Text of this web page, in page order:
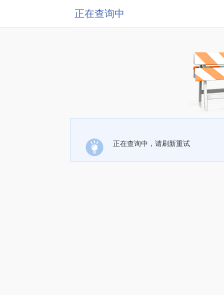
正在查询中
正在查询中，请刷新重试